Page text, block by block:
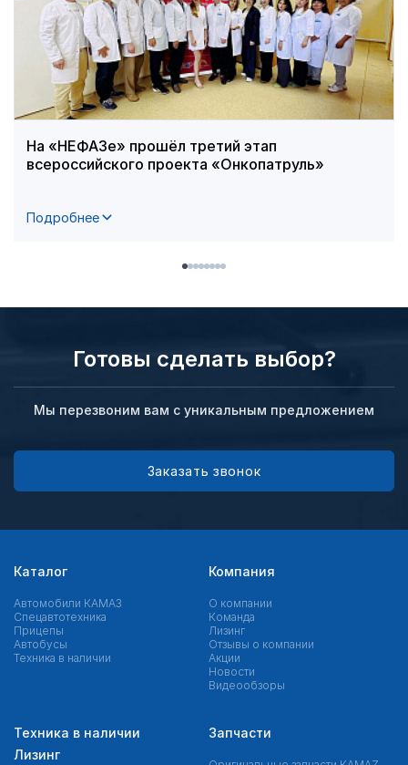
На «НЕФАЗе» прошёл третий этап
всероссийского проекта «Онкопатруль»
Подробнее
Готовы сделать выбор?
Мы перезвоним вам с уникальным предложением
Заказать звонок
Каталог
Автомобили КАМАЗ
Спецавтотехника
Прицепы
Автобусы
Техника в наличии
Компания
О компании
Команда
Лизинг
Отзывы о компании
Акции
Новости
Видеообзоры
Техника в наличии
Лизинг
Запчасти